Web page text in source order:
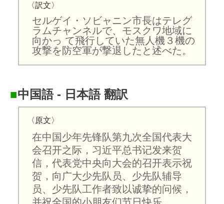
〈訳文〉
セルゲイ・ソビャニン市長はテレグ
ラムチャンネルで、モスクワ地域に
向かっ て飛行していた無人機３機の
攻撃を防空軍が撃退したと述べた。
■中国語 - 日本語 翻訳
〈原文〉
在中国少年先锋队第九次全国代表大
会召开之际，习近平总书记发来贺
信，代表党中央向大会的召开表示祝
贺，向广大少先队员、少先队辅导
员、少先队工作者致以诚挚的问候，